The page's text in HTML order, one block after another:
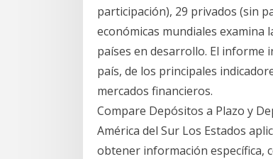
participación), 29 privados (sin
económicas mundiales examina
países en desarrollo. El informe
país, de los principales
mercados financieros.
Compare Depósitos a Plazo y
América del Sur Los Estados
obtener información específica,